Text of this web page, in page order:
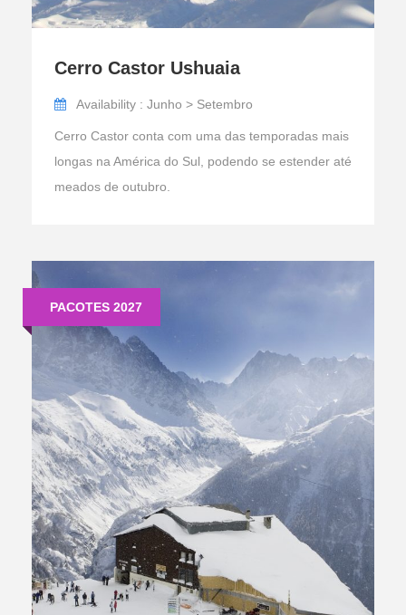
Cerro Castor Ushuaia
Availability : Junho > Setembro
Cerro Castor conta com uma das temporadas mais
longas na América do Sul, podendo se estender até
meados de outubro.
PACOTES 2027